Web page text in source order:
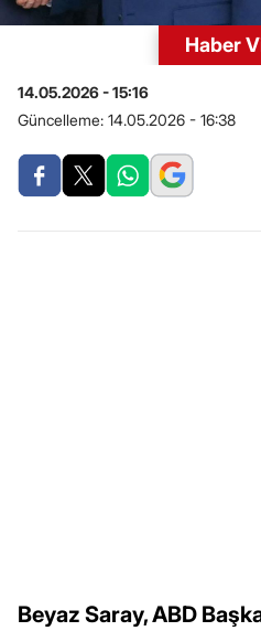
Haber
14.05.2026 - 15:16
Güncelleme: 14.05.2026 - 16:38
Beyaz Saray, ABD